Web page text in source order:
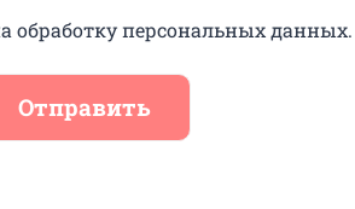
обработку персональных данных.
Отправить